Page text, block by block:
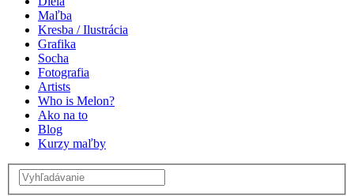
Maľba
Kresba / Ilustrácia
Grafika
Socha
Fotografia
Artists
Who is Melon?
Ako na to
Blog
Kurzy maľby